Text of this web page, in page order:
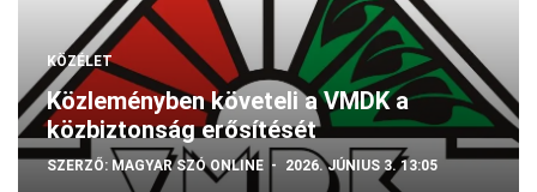
KÖZÉLET
Közleményben követeli a VMDK a
közbiztonság erősítését
SZERZŐ: MAGYAR SZÓ ONLINE 2026. JÚNIUS 3. 13:05